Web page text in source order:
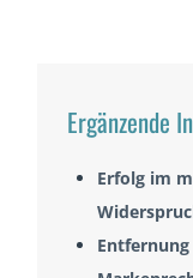
Ergänzende
Erfolg im